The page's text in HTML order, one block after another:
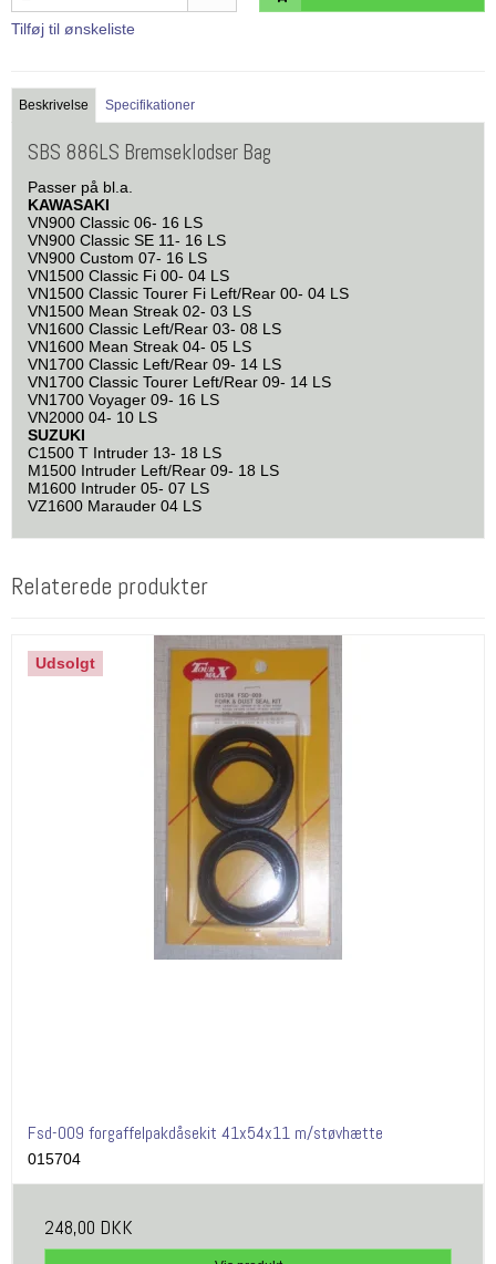
Tilføj til ønskeliste
Beskrivelse Specifikationer
SBS 886LS Bremseklodser Bag
Passer på bl.a.
KAWASAKI
VN900 Classic 06- 16 LS
VN900 Classic SE 11- 16 LS
VN900 Custom 07- 16 LS
VN1500 Classic Fi 00- 04 LS
VN1500 Classic Tourer Fi Left/Rear 00- 04 LS
VN1500 Mean Streak 02- 03 LS
VN1600 Classic Left/Rear 03- 08 LS
VN1600 Mean Streak 04- 05 LS
VN1700 Classic Left/Rear 09- 14 LS
VN1700 Classic Tourer Left/Rear 09- 14 LS
VN1700 Voyager 09- 16 LS
VN2000 04- 10 LS
SUZUKI
C1500 T Intruder 13- 18 LS
M1500 Intruder Left/Rear 09- 18 LS
M1600 Intruder 05- 07 LS
VZ1600 Marauder 04 LS
Relaterede produkter
Udsolgt
Fsd-009 forgaffelpakdåsekit 41x54x11 m/støvhætte
015704
248,00 DKK